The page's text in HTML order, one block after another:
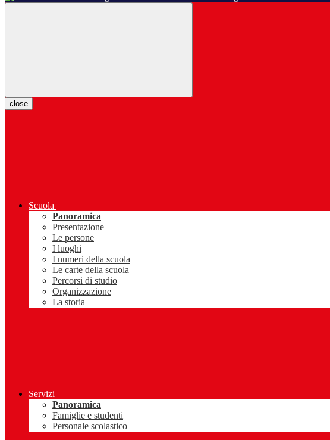
close
Scuola
Panoramica
Presentazione
Le persone
I luoghi
I numeri della scuola
Le carte della scuola
Percorsi di studio
Organizzazione
La storia
Servizi
Panoramica
Famiglie e studenti
Personale scolastico